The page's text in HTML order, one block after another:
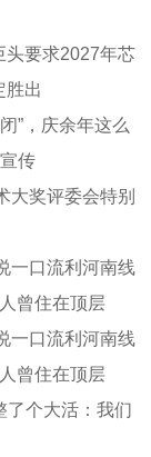
要求2027年芯
胜出
”，庆余年这么
传
奖评委会特别
口流利河南线
曾住在顶层
口流利河南线
曾住在顶层
个大活：我们